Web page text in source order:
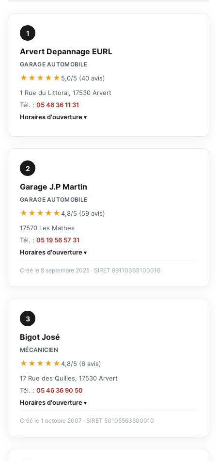
1
Arvert Depannage EURL
GARAGE AUTOMOBILE
★★★★★ 5,0/5 (40 avis)
1 Rue du Littoral, 17530 Arvert
Tél. : 05 46 36 11 31
Horaires d'ouverture
2
Garage J.P Martin
GARAGE AUTOMOBILE
★★★★★4,8/5 (59 avis)
17570 Les Mathes
Tél. : 05 19 56 57 31
Horaires d'ouverture
Créé le 8 septembre 2025 · SIRET 99110363100016
3
Bigot José
MÉCANICIEN
★★★★★4,8/5 (6 avis)
17 Rue des Quilles, 17530 Arvert
Tél. : 05 46 36 90 50
Horaires d'ouverture
Créé le 1 octobre 2007 · SIRET 50105563600010